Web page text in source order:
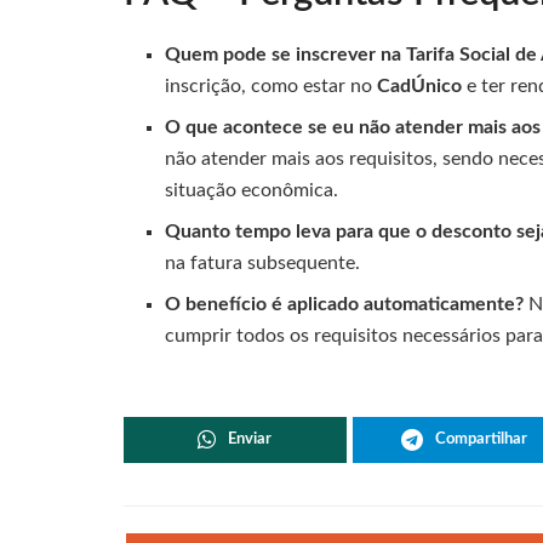
Quem pode se inscrever na Tarifa Social de
inscrição, como estar noCadÚnicoe ter
O que acontece se eu não atender mais
não atender mais aos requisitos, sendo
situação econômica.
Quanto tempo leva para que o desconto
na fatura subsequente.
O benefício é aplicado automaticamente?
cumprir todos os requisitos necessários
Enviar Compartilhar